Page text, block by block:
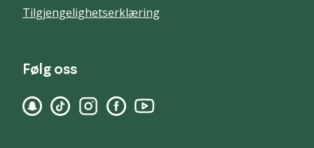
Tilgjengelighetserklæring
Følg oss